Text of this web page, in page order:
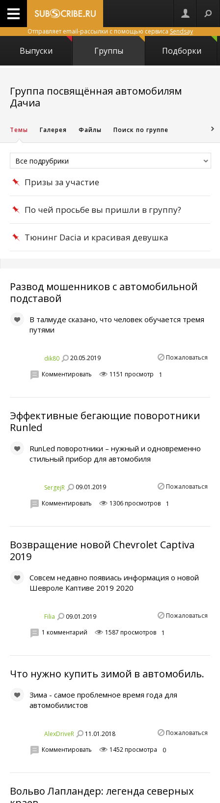
Отправляет email-рассылки с помощью сервиса Sendsay
Выпуски Группы Подборки
Группа посвящённая автомобилям
Дачиа
Темы Галерея Файлы Поиск по группе
Все подрубрики
Призы за участие
По чей просьбе вы пришли в группу?
Тюнинг Dacia и красивая девушка
Развод мошенников с автомобильной
подставой
В талмуде сказано, что человек обучается тремя
путями
dik80 20.05.2019 Пожаловаться
Комментировать 1151 просмотр 1
Эффективные бегающие поворотники
Runled
RunLed поворотники – нужный и одновременно
стильный прибор для автомобиля
SergejR 09.01.2019 Пожаловаться
Комментировать 1306 просмотров 1
Возвращение новой Chevrolet Captiva
2019
Совсем недавно появиась информация о новой
Шевроле Каптиве 2019 2020
Filia 09.01.2019 Пожаловаться
1 комментарий 1587 просмотров 1
Что нужно купить зимой в автомобиль.
Зима - самое проблемное время года для
автомобилистов
AlexDriveR 11.01.2018 Пожаловаться
Комментировать 1452 просмотра 0
Вольво Лапландер: легенда северных